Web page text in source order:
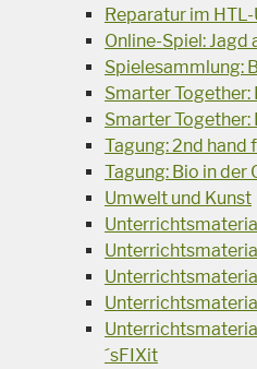
Reparatur im
Online-Spiel: Jagd
Spielesammlung:
Smarter Together:
Smarter Together:
Tagung: 2nd hand
Tagung: Bio in der
Umwelt und Kunst
´sFIXit